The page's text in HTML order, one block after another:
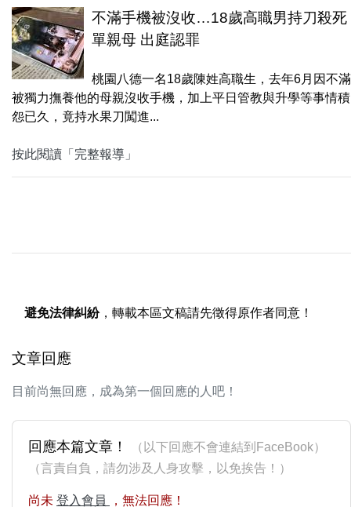
不滿手機被沒收…18歲高職男持刀殺死
單親母 出庭認罪
桃園八德一名18歲陳姓高職生，去年6月因不滿
被獨力撫養他的母親沒收手機，加上平日管教與升學等事情積
怨已久，竟持水果刀闖進...
按此閱讀「完整報導」
避免法律糾紛，轉載本區文稿請先徵得原作者同意！
文章回應
目前尚無回應，成為第一個回應的人吧！
回應本篇文章！
（以下回應不會連結到FaceBook）
（言責自負，請勿涉及人身攻擊，以免挨告！）
尚未 登入會員 ，無法回應！